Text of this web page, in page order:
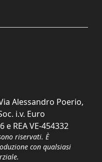
Alessandro Poerio,
i.v. Euro
e REA VE-454332
riservati. È
con qualsiasi